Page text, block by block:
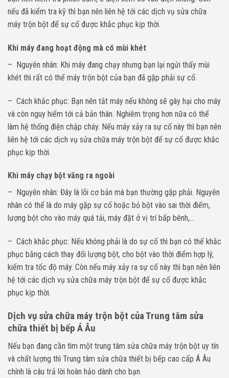
nếu đã kiểm tra kỹ thì bạn nên liên hệ tới các dịch vụ sửa chữa
máy trộn bột để sự cố được khắc phục kịp thời.
Khi máy đang hoạt động mà có mùi khét
– Nguyên nhân: Khi máy đang chạy nhưng bạn lại ngửi thấy mùi
khét thì rất có thể máy trộn bột của bạn đã gặp phải sự cố.
– Cách khắc phục: Bạn nên tắt máy nếu không sẽ gây hại cho máy
và còn nguy hiểm tới cả bản thân. Nghiêm trọng hơn nữa có thể
làm hệ thống điện chập cháy. Nếu máy xảy ra sự cố này thì bạn nên
liên hệ tới các dịch vụ sửa chữa máy trộn bột để sự cố được khắc
phục kịp thời.
Khi máy chạy bột văng ra ngoài
– Nguyên nhân: Đây là lỗi cơ bản mà bạn thường gặp phải. Nguyên
nhân có thể là do máy gặp sự cố hoặc bỏ bột vào sai thời điểm,
lượng bột cho vào máy quá tải, máy đặt ở vị trí bấp bênh,…
– Cách khắc phục: Nếu không phải là do sự cố thì bạn có thể khắc
phục bằng cách thay đổi lượng bột, cho bột vào thời điểm hợp lý,
kiểm tra tốc độ máy. Còn nếu máy xảy ra sự cố này thì bạn nên liên
hệ tới các dịch vụ sửa chữa máy trộn bột để sự cố được khắc
phục kịp thời.
Dịch vụ sửa chữa máy trộn bột của Trung tâm sửa
chữa thiết bị bếp Á Âu
Nếu bạn đang cần tìm một trung tâm sửa chữa máy trộn bột uy tín
và chất lượng thì Trung tâm sửa chữa thiết bị bếp cao cấp Á Âu
chính là câu trả lời hoàn hảo dành cho bạn.